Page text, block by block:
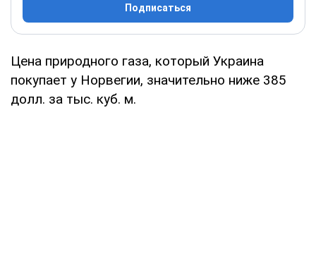
Подписаться
Цена природного газа, который Украина
покупает у Норвегии, значительно ниже 385
долл. за тыс. куб. м.